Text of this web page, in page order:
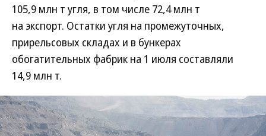
105,9 млн т угля, в том числе 72,4 млн т
на экспорт. Остатки угля на промежуточных,
прирельсовых складах и в бункерах
обогатительных фабрик на 1 июля составляли
14,9 млн т.